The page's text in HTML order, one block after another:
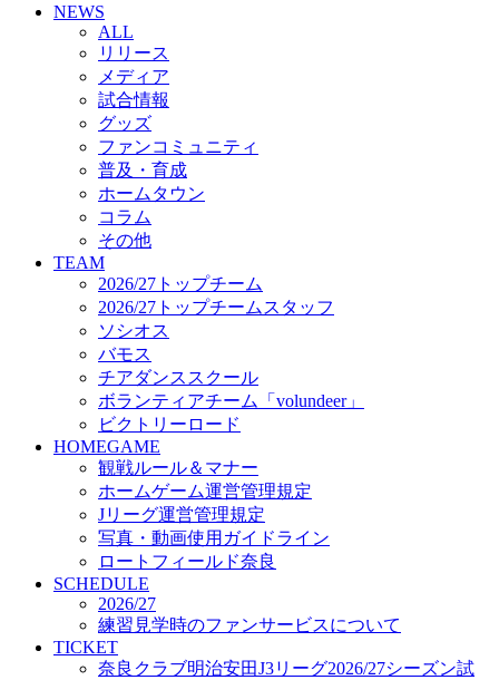
ボランティアチーム「volundeer」
ビクトリーロード
HOMEGAME
観戦ルール＆マナー
ホームゲーム運営管理規定
Jリーグ運営管理規定
写真・動画使用ガイドライン
ロートフィールド奈良
SCHEDULE
2026/27
練習見学時のファンサービスについて
TICKET
奈良クラブ明治安田J3リーグ2026/27シーズン試
合観戦チケット
奈良クラブ明治安田Ｊ3リーグ 2026/27シーズン
「鹿パス」
観戦ルール＆マナー
FANCOMMUNITY
2026/27ファンコミュニティ
サポートショップ
GOODS
オフィシャルストア（実店舗）
オンラインストア
ACADEMY
アカデミーについて
プロジェクト
コーチ&スタッフ
ジュニア
ジュニアユース
ユース
NEWS
ALL
リリース
メディア
試合情報
グッズ
ファンコミュニティ
普及・育成
ホームタウン
コラム
その他
TEAM
2026/27トップチーム
2026/27トップチームスタッフ
ソシオス
バモス
チアダンススクール
ボランティアチーム「volundeer」
ビクトリーロード
HOMEGAME
観戦ルール＆マナー
ホームゲーム運営管理規定
Jリーグ運営管理規定
写真・動画使用ガイドライン
ロートフィールド奈良
SCHEDULE
2026/27
練習見学時のファンサービスについて
TICKET
奈良クラブ明治安田J3リーグ2026/27シーズン試